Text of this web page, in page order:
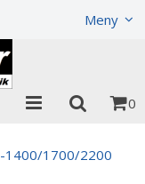
Meny
0
1400/1700/2200